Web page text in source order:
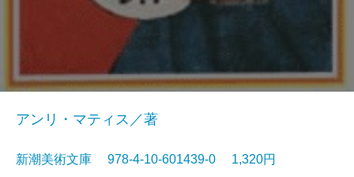
アンリ・マティス／著
新潮美術文庫 978-4-10-601439-0 1,320円